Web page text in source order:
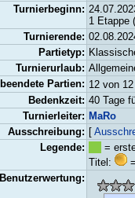
Turnierbeginn:
1 Etappe
Turnierende:
Partietyp:
Turnierurlaub:
beendete Partien: 12 von
Bedenkzeit: 40 Tage
Turnierleiter: MaRo
Ausschreibung: [
Legende:
=
Titel:
=
Benutzerwertung: